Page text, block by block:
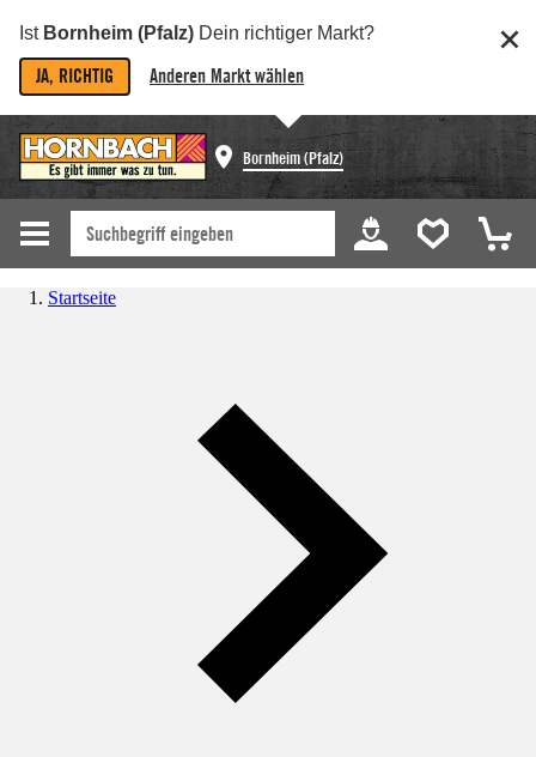
Ist Bornheim (Pfalz) Dein richtiger Markt?
JA, RICHTIG Anderen Markt wählen
Bornheim (Pfalz)
Startseite